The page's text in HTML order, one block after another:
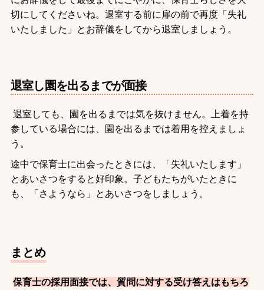
切にしてくださいね。退室する前に扉の前で再度「失礼
いたしました」とお辞儀をしてから退室しましょう。
退室し園を出るまでが面接
退室しても、園を出るまでは気を抜けません。上着を持
参している場合には、園を出るまでは着用を控えましょ
う。
途中で保育士に出会ったときには、「失礼いたします」
とあいさつをすると好印象。子どもたちがいたときに
も、「さようなら」とあいさつをしましょう。
まとめ
保育士の採用面接では、質問に対する受け答えはもちろ